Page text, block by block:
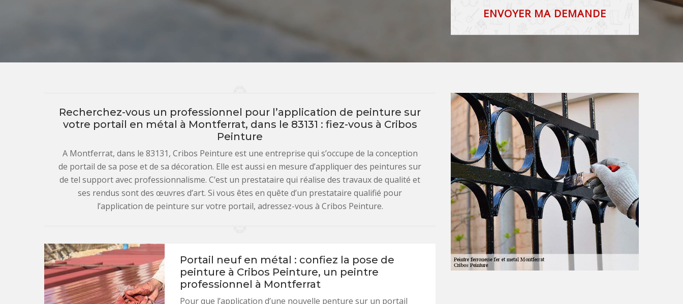
Recherchez-vous un professionnel pour l’application de peinture sur
votre portail en métal à Montferrat, dans le 83131 : fiez-vous à Cribos
Peinture
A Montferrat, dans le 83131, Cribos Peinture est une entreprise qui s’occupe de la conception
de portail de sa pose et de sa décoration. Elle est aussi en mesure d’appliquer des peintures sur
de tel support avec professionnalisme. C’est un prestataire qui réalise des travaux de qualité et
ses rendus sont des œuvres d’art. Si vous êtes en quête d’un prestataire qualifié pour
l’application de peinture sur votre portail, adressez-vous à Cribos Peinture.
Portail neuf en métal : confiez la pose de
peinture à Cribos Peinture, un peintre
professionnel à Montferrat
Pour que l’application d’une nouvelle penture sur un portail